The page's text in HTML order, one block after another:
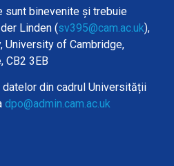
binevenite și trebuie
Linden (sv395@cam.ac.uk),
University of Cambridge,
CB2 3EB
din cadrul Universității
dpo@admin.cam.ac.uk